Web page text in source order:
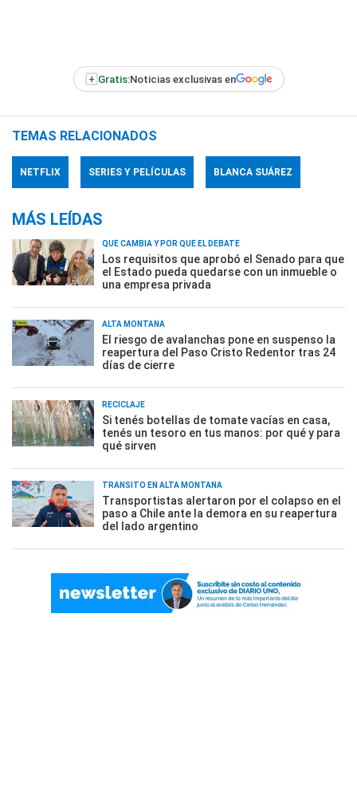
+ Gratis:Noticias exclusivas en
TEMAS RELACIONADOS
NETFLIX SERIES Y PELÍCULAS BLANCA SUÁREZ
MÁS LEÍDAS
QUÉ CAMBIA Y POR QUÉ EL DEBATE
Los requisitos que aprobó el Senado para que
el Estado pueda quedarse con un inmueble o
una empresa privada
ALTA MONTAÑA
El riesgo de avalanchas pone en suspenso la
reapertura del Paso Cristo Redentor tras 24
días de cierre
RECICLAJE
Si tenés botellas de tomate vacías en casa,
tenés un tesoro en tus manos: por qué y para
qué sirven
TRÁNSITO EN ALTA MONTAÑA
Transportistas alertaron por el colapso en el
paso a Chile ante la demora en su reapertura
del lado argentino